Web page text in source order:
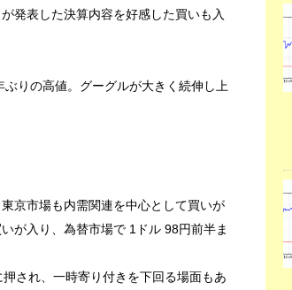
発表した決算内容を好感した買いも入
りの高値。グーグルが大きく続伸し上
京市場も内需関連を中心として買いが
が入り、為替市場で 1ドル 98円前半ま
され、一時寄り付きを下回る場面もあ